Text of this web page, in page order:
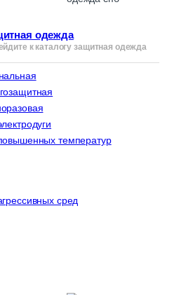
одежда
к каталогу защитная одежда
температур
сред